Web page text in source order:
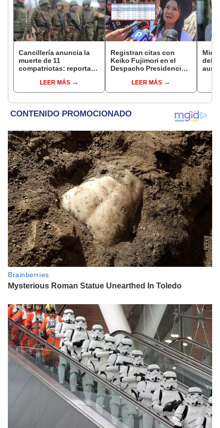
Cancillería anuncia la
muerte de 11
compatriotas: reportan
capturados por Ucrania
LEER MÁS
Registran citas con
Keiko Fujimori en el
Despacho Presidencial
LEER MÁS
del